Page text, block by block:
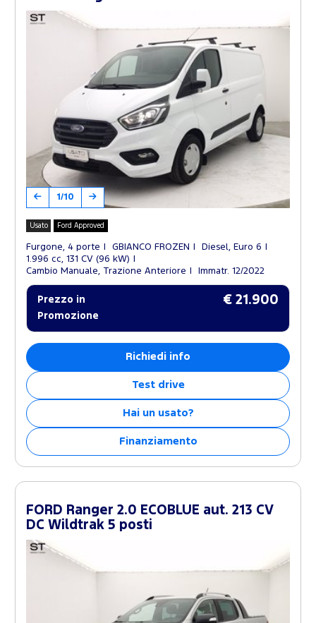
1/10
Usato Ford Approved
Furgone, 4 porte GBIANCO FROZEN
Diesel, Euro 6
1.996 cc, 131 CV (96 kW)
Cambio Manuale, Trazione Anteriore
Immatr. 12/2022
Prezzo in
Promozione
€ 21.900
Richiedi info
Test drive
Hai un usato?
Finanziamento
FORD Ranger 2.0 ECOBLUE aut. 213 CV
DC Wildtrak 5 posti